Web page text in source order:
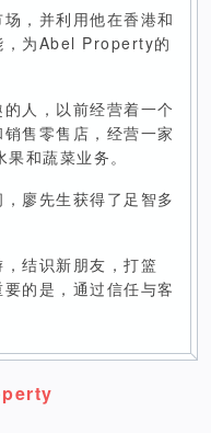
，并利用他在香港和
，为Abel Property的
人，以前经营着一个
售零售店，经营一家
和蔬菜业务。
廖先生获得了足智多
结识新朋友，打篮
的是，通过信任与客